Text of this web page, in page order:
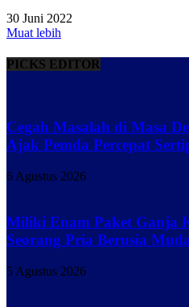
30 Juni 2022
Muat lebih
PICKS EDITOR
Cegah Masalah di Masa
Ajak Pemda Percepat
6 Agustus 2026
Miliki Enam Paket Ganja
Seorang Pria Berusia
5 Agustus 2026